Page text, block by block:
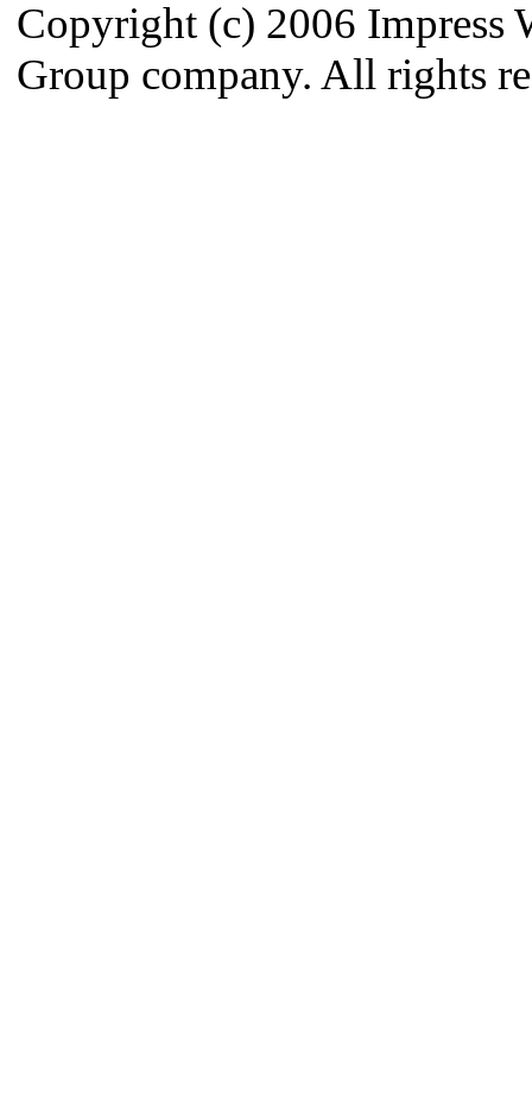
Copyright (c) 2006 Impress
Group company. All rights